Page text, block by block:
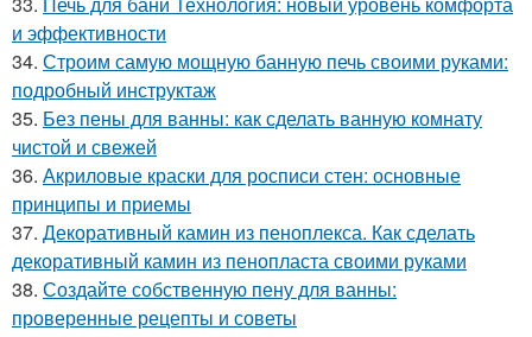
и эффективности
34. Строим самую мощную банную печь своими руками:
подробный инструктаж
35. Без пены для ванны: как сделать ванную комнату
чистой и свежей
36. Акриловые краски для росписи стен: основные
принципы и приемы
37. Декоративный камин из пеноплекса. Как сделать
декоративный камин из пенопласта своими руками
38. Создайте собственную пену для ванны:
проверенные рецепты и советы